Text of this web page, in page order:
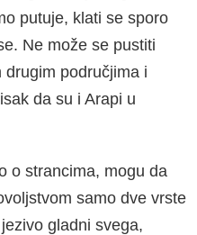
putuje, klati se sporo
Ne može se pustiti
drugim područjima i
da su i Arapi u
o strancima, mogu da
samo dve vrste
gladni svega,